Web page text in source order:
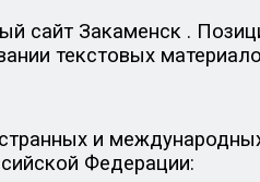
сайт Закаменск .
текстовых
и
Федерации: